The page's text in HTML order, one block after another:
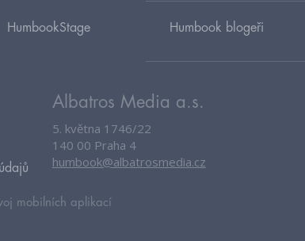
HumbookStage Humbook blogeři
Albatros Media a.s.
5. května 1746/22
140 00 Praha 4
humbook@albatrosmedia.cz
mobilních aplikací